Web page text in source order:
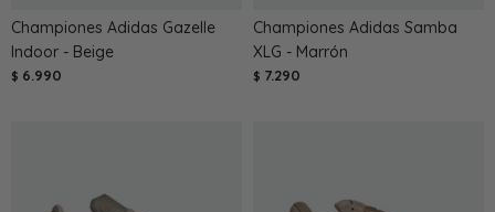
Championes Adidas Gazelle
Indoor - Beige
$ 6.990
Championes Adidas Samba
XLG - Marrón
$ 7.290